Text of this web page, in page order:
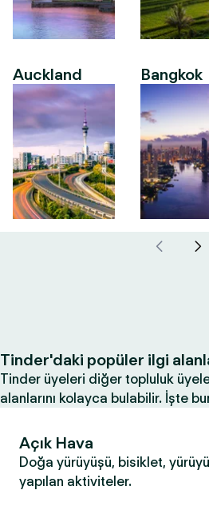
Auckland Bangkok
Tinder'daki popüler ilgi
Tinder üyeleri diğer topluluk
alanlarını kolayca bulabilir. İşte
Açık Hava
Doğa yürüyüşü, bisiklet,
yapılan aktiviteler.